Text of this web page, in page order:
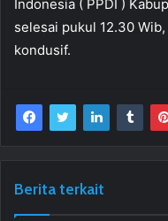
Indonesia ( PPDI )
selesai pukul 12.30
kondusif.
Berita terkait